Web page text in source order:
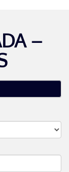
–